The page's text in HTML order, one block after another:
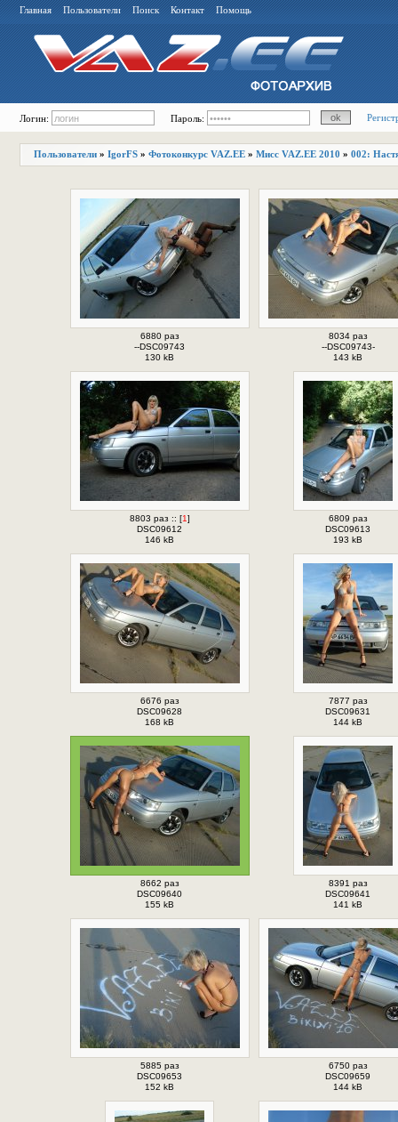
Главная Пользователи Поиск Контакт Помощь
Логин: Пароль:
Пользователи » IgorFS » Фотоконкурс VAZ.EE » Мисс VAZ.EE 2010 » 002:
6880 раз
--DSC09743
130 kB
8034 раз
--DSC09743-
143 kB
8803 раз :: [1]
DSC09612
146 kB
6809 раз
DSC09613
193 kB
6676 раз
DSC09628
168 kB
7877 раз
DSC09631
144 kB
8662 раз
DSC09640
155 kB
8391 раз
DSC09641
141 kB
5885 раз
DSC09653
152 kB
6750 раз
DSC09659
144 kB